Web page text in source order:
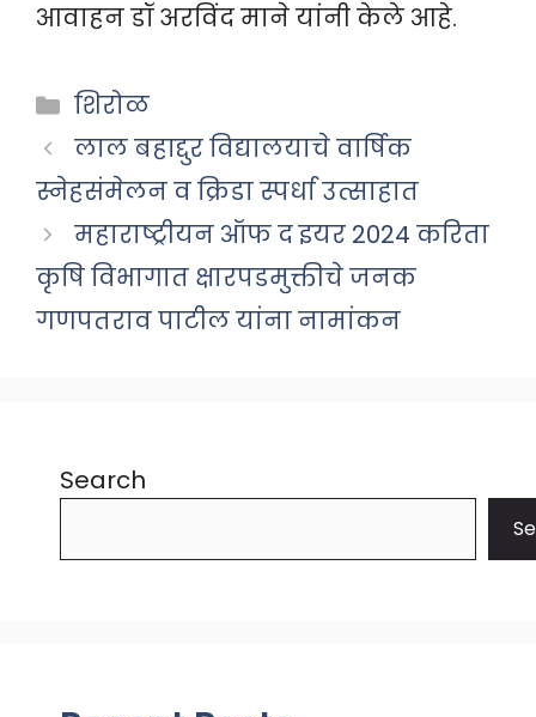
आवाहन डॉ अरविंद माने यांनी केले आहे.
Categories
शिरोळ
लाल बहाद्दुर विद्यालयाचे वार्षिक
स्नेहसंमेलन व क्रिडा स्पर्धा उत्साहात
महाराष्ट्रीयन ऑफ द इयर 2024 करिता
कृषि विभागात क्षारपडमुक्तीचे जनक
गणपतराव पाटील यांना नामांकन
Search